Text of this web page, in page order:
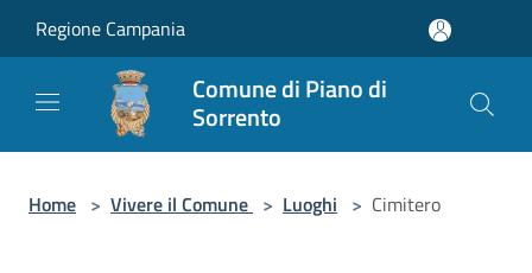
Regione Campania
Comune di Piano di
Sorrento
Home > Vivere il Comune > Luoghi > Cimitero